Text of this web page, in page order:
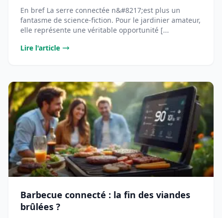
En bref La serre connectée n&#8217;est plus un
fantasme de science-fiction. Pour le jardinier amateur,
elle représente une véritable opportunité [...
Lire l'article
Barbecue connecté : la fin des viandes
brûlées ?